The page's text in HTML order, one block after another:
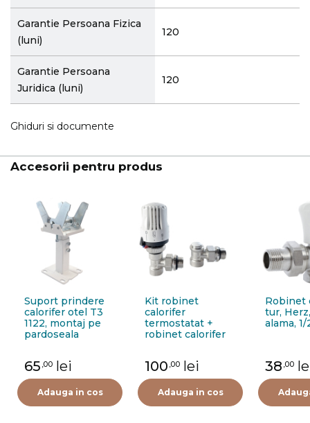
Garantie Persoana Fizica
(luni)
120
Garantie Persoana
Juridica (luni)
120
Ghiduri si documente
Accesorii pentru produs
Suport prindere
calorifer otel T3
1122, montaj pe
pardoseala
65 ,00 lei
Adauga in cos
Kit robinet
calorifer
termostatat +
robinet calorifer
FIG01213502I0011,
alama, 1/2"
100 ,00 lei
Adauga in cos
Robinet
tur,
alama, 1/
38 ,00